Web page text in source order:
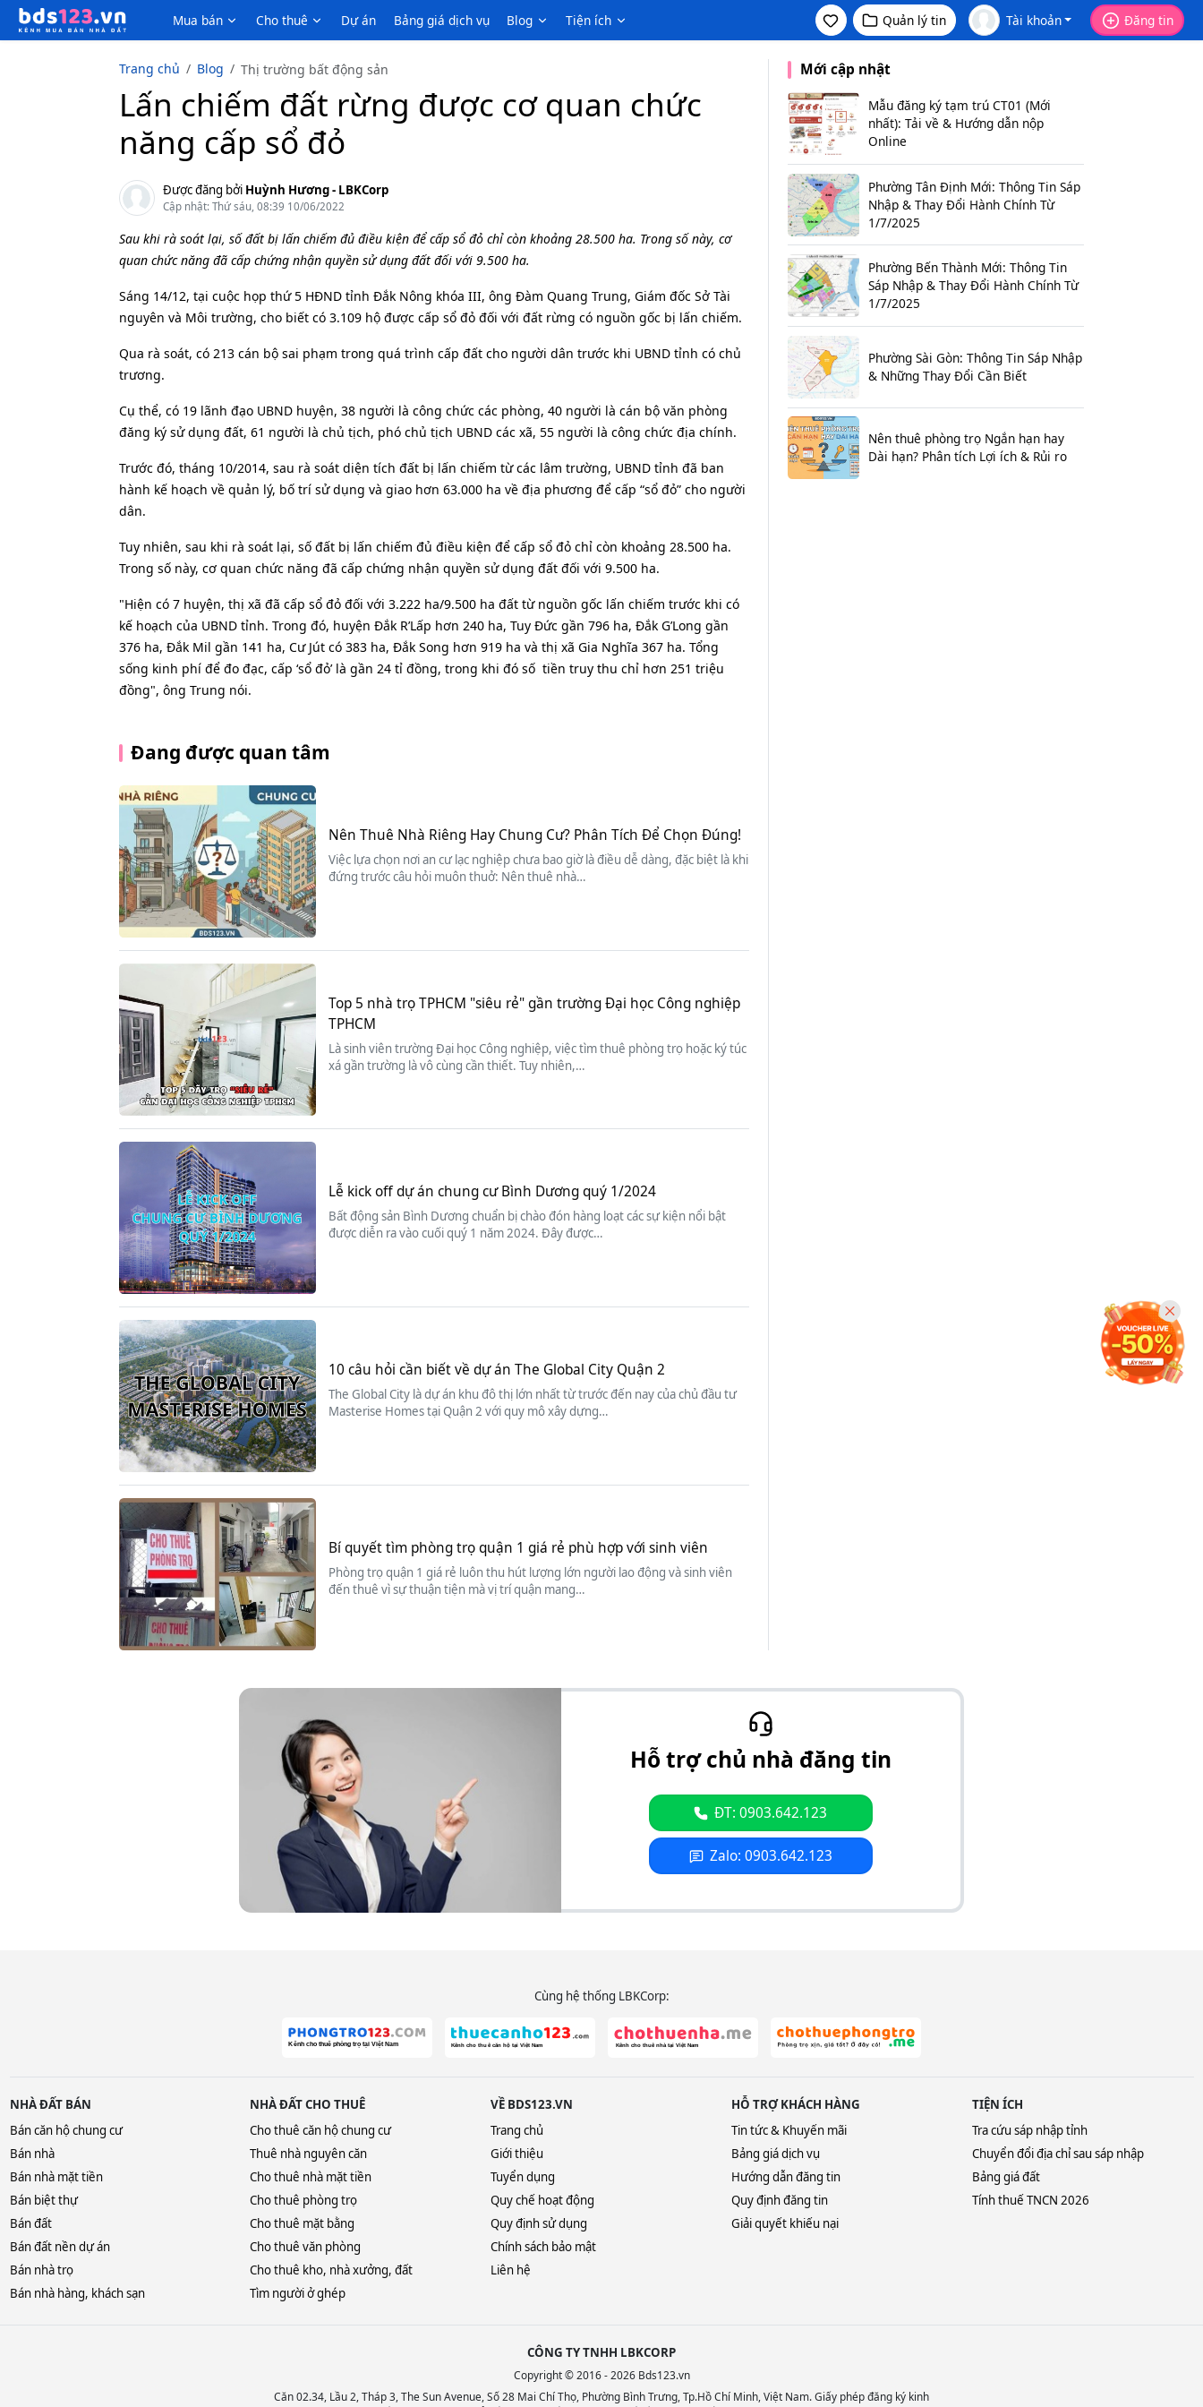
Mua bán Cho thuê Dự án Bảng giá dịch vụ Blog Tiện ích Quản lý tin Tài khoản Đăng tin
Trang chủ Blog Thị trường bất động sản
Lấn chiếm đất rừng được cơ quan chức
năng cấp sổ đỏ
Được đăng bởi Huỳnh Hương - LBKCorp
Cập nhật: Thứ sáu, 08:39 10/06/2022
Sau khi rà soát lại, số đất bị lấn chiếm đủ điều kiện để cấp sổ đỏ chỉ còn khoảng 28.500 ha. Trong số này, cơ
quan chức năng đã cấp chứng nhận quyền sử dụng đất đối với 9.500 ha.
Sáng 14/12, tại cuộc họp thứ 5 HĐND tỉnh Đắk Nông khóa III, ông Đàm Quang Trung, Giám đốc Sở Tài
nguyên và Môi trường, cho biết có 3.109 hộ được cấp sổ đỏ đối với đất rừng có nguồn gốc bị lấn chiếm.
Qua rà soát, có 213 cán bộ sai phạm trong quá trình cấp đất cho người dân trước khi UBND tỉnh có chủ
trương.
Cụ thể, có 19 lãnh đạo UBND huyện, 38 người là công chức các phòng, 40 người là cán bộ văn phòng
đăng ký sử dụng đất, 61 người là chủ tịch, phó chủ tịch UBND các xã, 55 người là công chức địa chính.
Trước đó, tháng 10/2014, sau rà soát diện tích đất bị lấn chiếm từ các lâm trường, UBND tỉnh đã ban
hành kế hoạch về quản lý, bố trí sử dụng và giao hơn 63.000 ha về địa phương để cấp “sổ đỏ” cho người
dân.
Tuy nhiên, sau khi rà soát lại, số đất bị lấn chiếm đủ điều kiện để cấp sổ đỏ chỉ còn khoảng 28.500 ha.
Trong số này, cơ quan chức năng đã cấp chứng nhận quyền sử dụng đất đối với 9.500 ha.
"Hiện có 7 huyện, thị xã đã cấp sổ đỏ đối với 3.222 ha/9.500 ha đất từ nguồn gốc lấn chiếm trước khi có
kế hoạch của UBND tỉnh. Trong đó, huyện Đắk R’Lấp hơn 240 ha, Tuy Đức gần 796 ha, Đắk G’Long gần
376 ha, Đắk Mil gần 141 ha, Cư Jút có 383 ha, Đắk Song hơn 919 ha và thị xã Gia Nghĩa 367 ha. Tổng
sống kinh phí để đo đạc, cấp ‘sổ đỏ’ là gần 24 tỉ đồng, trong khi đó số tiền truy thu chỉ hơn 251 triệu
đồng", ông Trung nói.
Đang được quan tâm
Nên Thuê Nhà Riêng Hay Chung Cư? Phân Tích Để Chọn Đúng!
Việc lựa chọn nơi an cư lạc nghiệp chưa bao giờ là điều dễ dàng, đặc biệt là khi
đứng trước câu hỏi muôn thuở: Nên thuê nhà…
Top 5 nhà trọ TPHCM "siêu rẻ" gần trường Đại học Công nghiệp
TPHCM
Là sinh viên trường Đại học Công nghiệp, việc tìm thuê phòng trọ hoặc ký túc
xá gần trường là vô cùng cần thiết. Tuy nhiên,…
Lễ kick off dự án chung cư Bình Dương quý 1/2024
Bất động sản Bình Dương chuẩn bị chào đón hàng loạt các sự kiện nổi bật
được diễn ra vào cuối quý 1 năm 2024. Đây được…
10 câu hỏi cần biết về dự án The Global City Quận 2
The Global City là dự án khu đô thị lớn nhất từ trước đến nay của chủ đầu tư
Masterise Homes tại Quận 2 với quy mô xây dựng…
Bí quyết tìm phòng trọ quận 1 giá rẻ phù hợp với sinh viên
Phòng trọ quận 1 giá rẻ luôn thu hút lượng lớn người lao động và sinh viên
đến thuê vì sự thuận tiện mà vị trí quận mang…
Mới cập nhật
Mẫu đăng ký tạm trú CT01 (Mới
nhất): Tải về & Hướng dẫn nộp
Online
Phường Tân Định Mới: Thông Tin Sáp
Nhập & Thay Đổi Hành Chính Từ
1/7/2025
Phường Bến Thành Mới: Thông Tin
Sáp Nhập & Thay Đổi Hành Chính Từ
1/7/2025
Phường Sài Gòn: Thông Tin Sáp Nhập
& Những Thay Đổi Cần Biết
Nên thuê phòng trọ Ngắn hạn hay
Dài hạn? Phân tích Lợi ích & Rủi ro
Hỗ trợ chủ nhà đăng tin
ĐT: 0903.642.123
Zalo: 0903.642.123
Cùng hệ thống LBKCorp:
NHÀ ĐẤT BÁN
Bán căn hộ chung cư
Bán nhà
Bán nhà mặt tiền
Bán biệt thự
Bán đất
Bán đất nền dự án
Bán nhà trọ
Bán nhà hàng, khách sạn
NHÀ ĐẤT CHO THUÊ
Cho thuê căn hộ chung cư
Thuê nhà nguyên căn
Cho thuê nhà mặt tiền
Cho thuê phòng trọ
Cho thuê mặt bằng
Cho thuê văn phòng
Cho thuê kho, nhà xưởng, đất
Tìm người ở ghép
VỀ BDS123.VN
Trang chủ
Giới thiệu
Tuyển dụng
Quy chế hoạt động
Quy định sử dụng
Chính sách bảo mật
Liên hệ
HỖ TRỢ KHÁCH HÀNG
Tin tức & Khuyến mãi
Bảng giá dịch vụ
Hướng dẫn đăng tin
Quy định đăng tin
Giải quyết khiếu nại
TIỆN ÍCH
Tra cứu sáp nhập tỉnh
Chuyển đổi địa chỉ sau sáp nhập
Bảng giá đất
Tính thuế TNCN 2026
CÔNG TY TNHH LBKCORP
Copyright © 2016 - 2026 Bds123.vn
Căn 02.34, Lầu 2, Tháp 3, The Sun Avenue, Số 28 Mai Chí Thọ, Phường Bình Trưng, Tp.Hồ Chí Minh, Việt Nam. Giấy phép đăng ký kinh